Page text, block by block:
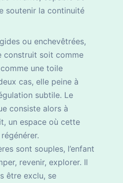
soutenir la continuité
ou enchevêtrées,
construit soit comme
une toile
cas, elle peine à
subtile. Le
consiste alors à
un espace où cette
sont souples, l’enfant
revenir, explorer. Il
être exclu, se